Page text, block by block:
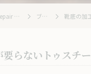
岡山の靴修理ならRepair Kobo kobbit ブログ 靴底の加工が
らないトゥスチ